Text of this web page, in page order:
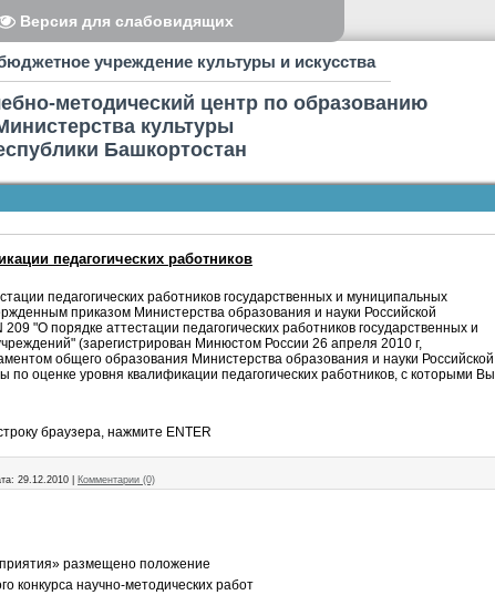
Версия для слабовидящих
учреждение культуры и искусства
методический центр по образованию
культуры
Башкортостан
педагогических работников
педагогических работников государственных и муниципальных
приказом Министерства образования и науки Российской
"О порядке аттестации педагогических работников государственных и
(зарегистрирован Минюстом России 26 апреля 2010 г,
общего образования Министерства образования и науки Российской
оценке уровня квалификации педагогических работников, с которыми Вы
браузера, нажмите ENTER
29.12.2010 Комментарии (0)
размещено положение
конкурса научно-методических работ